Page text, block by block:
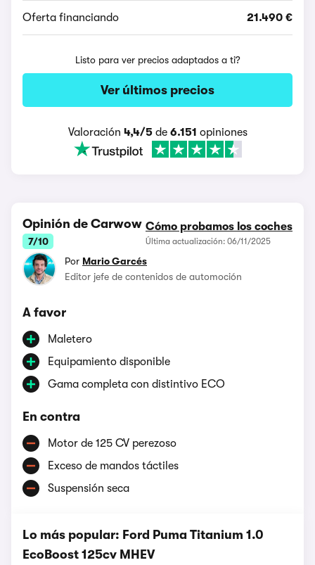
Oferta financiando 21.490 €
Listo para ver precios adaptados a ti?
Ver últimos precios
Valoración 4,4/5de 6.151 opiniones
Opinión de Carwow
7/10
Cómo probamos los coches
Última actualización: 06/11/2025
Por Mario Garcés
Editor jefe de contenidos de automoción
A favor
Maletero
Equipamiento disponible
Gama completa con distintivo ECO
En contra
Motor de 125 CV perezoso
Exceso de mandos táctiles
Suspensión seca
Lo más popular: Ford Puma Titanium 1.0
EcoBoost 125cv MHEV